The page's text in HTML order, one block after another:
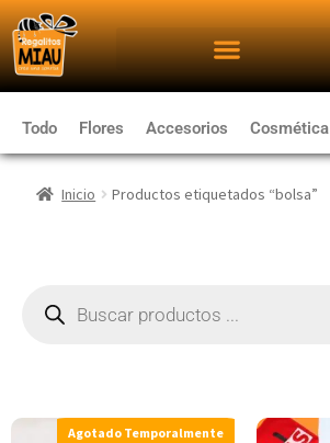
Todo Flores Accesorios Cosmética
Inicio Productos etiquetados “bolsa”
Agotado Temporalmente